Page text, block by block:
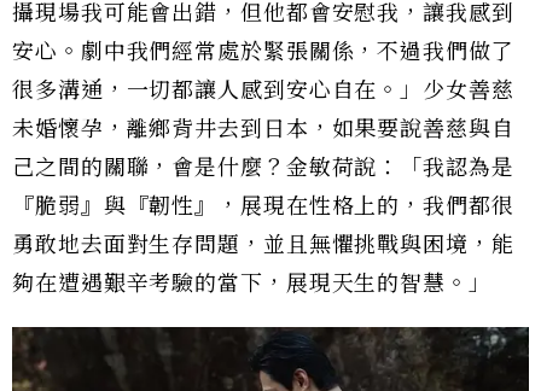
攝現場我可能會出錯，但他都會安慰我，讓我感到
安心。劇中我們經常處於緊張關係，不過我們做了
很多溝通，一切都讓人感到安心自在。」少女善慈
未婚懷孕，離鄉背井去到日本，如果要說善慈與自
己之間的關聯，會是什麼？金敏荷說：「我認為是
『脆弱』與『韌性』，展現在性格上的，我們都很
勇敢地去面對生存問題，並且無懼挑戰與困境，能
夠在遭遇艱辛考驗的當下，展現天生的智慧。」